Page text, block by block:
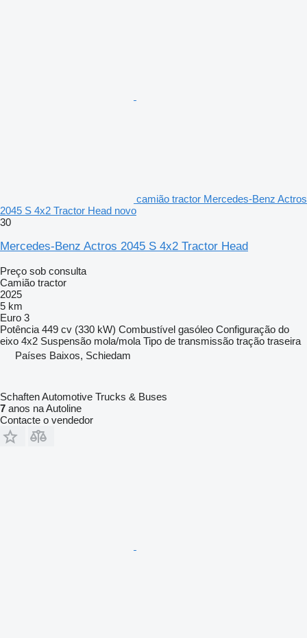
camião tractor Mercedes-Benz Actros
2045 S 4x2 Tractor Head novo
30
Mercedes-Benz Actros 2045 S 4x2 Tractor Head
Preço sob consulta
Camião tractor
2025
5 km
Euro 3
Potência 449 cv (330 kW) Combustível gasóleo Configuração do
eixo 4x2 Suspensão mola/mola Tipo de transmissão tração traseira
Países Baixos, Schiedam
Schaften Automotive Trucks & Buses
7 anos na Autoline
Contacte o vendedor